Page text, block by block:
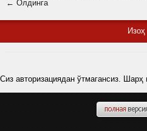
← Олдинга
Изоҳ
Сиз авторизациядан ўтмагансиз. Шарҳ